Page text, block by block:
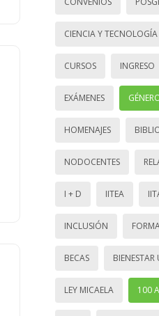
CIENCIA Y TECNOLOGÍA
CURSOS INGRESO
EXÁMENES
HOMENAJES
NODOCENTES
I + D IITEA
INCLUSIÓN
BECAS BIENESTAR
LEY MICAELA 100